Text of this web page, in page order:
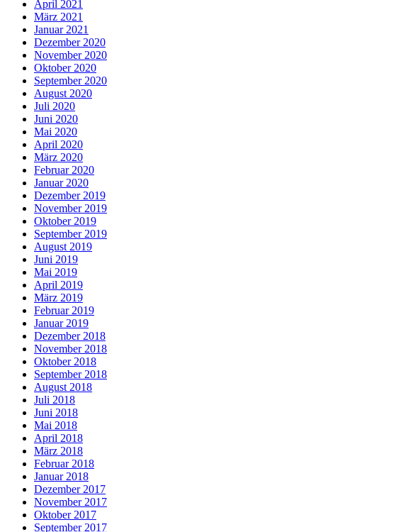
April 2021
März 2021
Januar 2021
Dezember 2020
November 2020
Oktober 2020
September 2020
August 2020
Juli 2020
Juni 2020
Mai 2020
April 2020
März 2020
Februar 2020
Januar 2020
Dezember 2019
November 2019
Oktober 2019
September 2019
August 2019
Juni 2019
Mai 2019
April 2019
März 2019
Februar 2019
Januar 2019
Dezember 2018
November 2018
Oktober 2018
September 2018
August 2018
Juli 2018
Juni 2018
Mai 2018
April 2018
März 2018
Februar 2018
Januar 2018
Dezember 2017
November 2017
Oktober 2017
September 2017